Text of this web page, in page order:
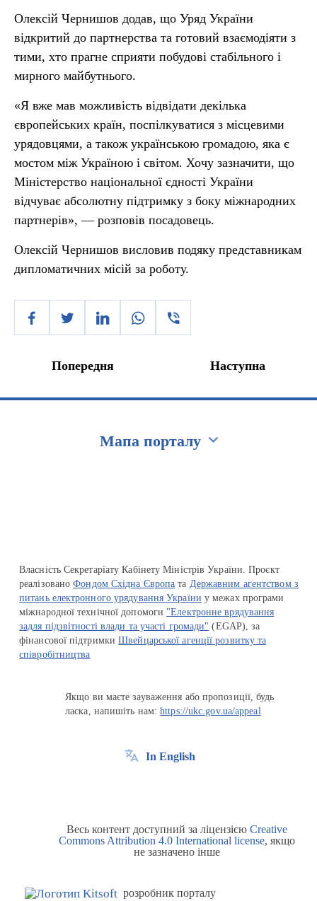
Олексій Чернишов додав, що Уряд України
відкритий до партнерства та готовий взаємодіяти з
тими, хто прагне сприяти побудові стабільного і
мирного майбутнього.
«Я вже мав можливість відвідати декілька
європейських країн, поспілкуватися з місцевими
урядовцями, а також українською громадою, яка є
мостом між Україною і світом. Хочу зазначити, що
Міністерство національної єдності України
відчуває абсолютну підтримку з боку міжнародних
партнерів», — розповів посадовець.
Олексій Чернишов висловив подяку представникам
дипломатичних місій за роботу.
Попередня Наступна
Мапа порталу
Власність Секретаріату Кабінету Міністрів України. Проєкт
реалізованоФондом Східна Європа та Державним агентством з
питань електронного урядування України у межах програми
міжнародної технічної допомоги "Електронне врядування
задля підзвітності влади та участі громади" (EGAP), за
фінансової підтримкиШвейцарської агенції розвитку та
співробітництва
Якщо ви маєте зауваження або пропозиції, будь
ласка, напишіть нам:https://ukc.gov.ua/appeal
In English
Весь контент доступний за ліцензією Creative
Commons Attribution 4.0 International license, якщо
не зазначено інше
розробник порталу